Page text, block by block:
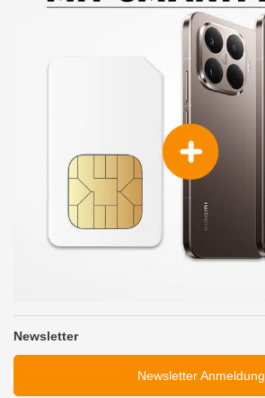
Newsletter
Newsletter Anmeldung